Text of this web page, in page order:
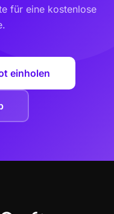
für eine kostenlose
einholen